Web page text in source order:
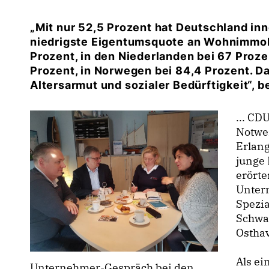
Mit nur 52,5 Prozent hat Deutschland
niedrigste Eigentumsquote an
Prozent, in den Niederlanden bei 67
Prozent, in Norwegen bei 84,4 Prozent.
Altersarmut und sozialer Bedürftigkeit“,
...
junge
Als